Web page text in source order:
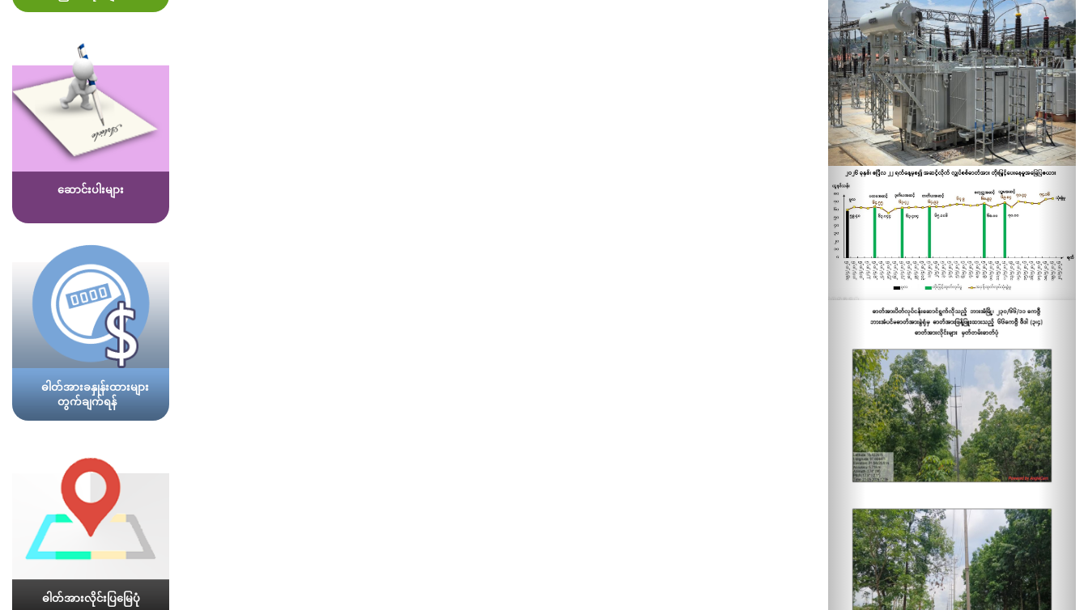
ဆောင်းပါးများ
ဓါတ်အားခနှုန်းထားများ
တွက်ချက်ရန်
ဓါတ်အားလိုင်းပြမြေပုံ